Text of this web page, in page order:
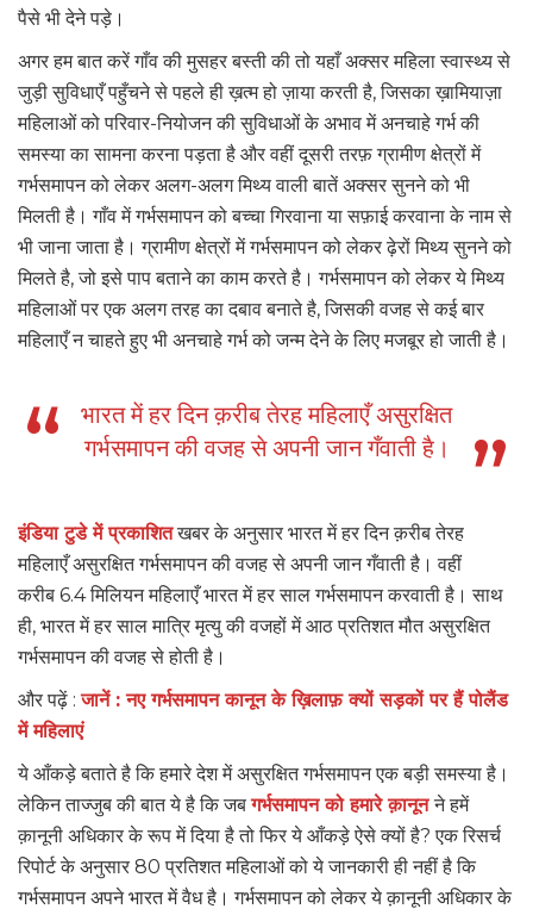
पैसे भी देने पड़े।
अगर हम बात करें गाँव की मुसहर बस्ती की तो यहाँ अक्सर महिला स्वास्थ्य से
जुड़ी सुविधाएँ पहुँचने से पहले ही ख़त्म हो ज़ाया करती है, जिसका ख़ामियाज़ा
महिलाओं को परिवार-नियोजन की सुविधाओं के अभाव में अनचाहे गर्भ की
समस्या का सामना करना पड़ता है और वहीं दूसरी तरफ़ ग्रामीण क्षेत्रों में
गर्भसमापन को लेकर अलग-अलग मिथ्य वाली बातें अक्सर सुनने को भी
मिलती है। गाँव में गर्भसमापन को बच्चा गिरवाना या सफ़ाई करवाना के नाम से
भी जाना जाता है। ग्रामीण क्षेत्रों में गर्भसमापन को लेकर ढ़ेरों मिथ्य सुनने को
मिलते है, जो इसे पाप बताने का काम करते है। गर्भसमापन को लेकर ये मिथ्य
महिलाओं पर एक अलग तरह का दबाव बनाते है, जिसकी वजह से कई बार
महिलाएँ न चाहते हुए भी अनचाहे गर्भ को जन्म देने के लिए मजबूर हो जाती है।
भारत में हर दिन क़रीब तेरह महिलाएँ असुरक्षित
गर्भसमापन की वजह से अपनी जान गँवाती है।
इंडिया टुडे में प्रकाशितखबर के अनुसार भारत में हर दिन क़रीब तेरह
महिलाएँ असुरक्षित गर्भसमापन की वजह से अपनी जान गँवाती है। वहीं
करीब 6.4 मिलियन महिलाएँ भारत में हर साल गर्भसमापन करवाती है। साथ
ही, भारत में हर साल मात्रि मृत्यु की वजहों में आठ प्रतिशत मौत असुरक्षित
गर्भसमापन की वजह से होती है।
और पढ़ें :जानें : नए गर्भसमापन कानून के ख़िलाफ़ क्यों सड़कों पर हैं पोलैंड
में महिलाएं
ये आँकड़े बताते है कि हमारे देश में असुरक्षित गर्भसमापन एक बड़ी समस्या है।
लेकिन ताज्जुब की बात ये है कि जबगर्भसमापन को हमारे क़ानूनने हमें
क़ानूनी अधिकार के रूप में दिया है तो फिर ये आँकड़े ऐसे क्यों है? एक रिसर्च
रिपोर्ट के अनुसार 80 प्रतिशत महिलाओं को ये जानकारी ही नहीं है कि
गर्भसमापन अपने भारत में वैध है। गर्भसमापन को लेकर ये क़ानूनी अधिकार के